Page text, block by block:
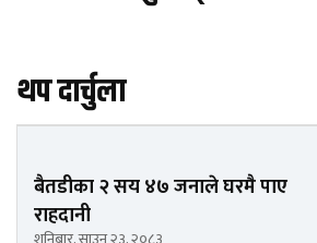
थप दार्चुला
बैतडीका २ सय ४७ जनाले घरमै पाए
राहदानी